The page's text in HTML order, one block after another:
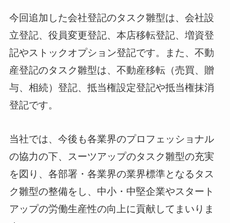
今回追加した会社登記のタスク雛型は、会社設
立登記、役員変更登記、本店移転登記、増資登
記やストックオプション登記です。また、不動
産登記のタスク雛型は、不動産移転（売買、贈
与、相続）登記、抵当権設定登記や抵当権抹消
登記です。
当社では、今後も各業界のプロフェッショナル
の協力の下、スーツアップのタスク雛型の充実
を図り、各部署・各業界の業界標準となるタス
ク雛型の整備をし、中小・中堅企業やスタート
アップの労働生産性の向上に貢献してまいりま